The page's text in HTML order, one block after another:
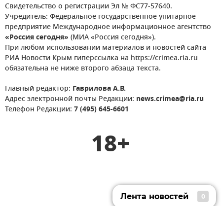
Свидетельство о регистрации Эл № ФС77-57640.
Учредитель: Федеральное государственное унитарное
предприятие Международное информационное агентство
«Россия сегодня» (МИА «Россия сегодня»).
При любом использовании материалов и новостей сайта
РИА Новости Крым гиперссылка на https://crimea.ria.ru
обязательна не ниже второго абзаца текста.
Главный редактор: Гаврилова А.В.
Адрес электронной почты Редакции: news.crimea@ria.ru
Телефон Редакции: 7 (495) 645-6601
18+
Лента новостей 0